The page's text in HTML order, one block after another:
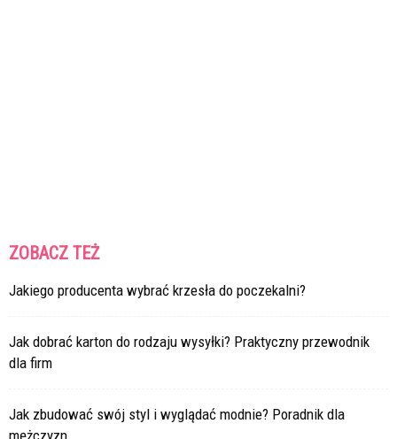
ZOBACZ TEŻ
Jakiego producenta wybrać krzesła do poczekalni?
Jak dobrać karton do rodzaju wysyłki? Praktyczny przewodnik
dla firm
Jak zbudować swój styl i wyglądać modnie? Poradnik dla